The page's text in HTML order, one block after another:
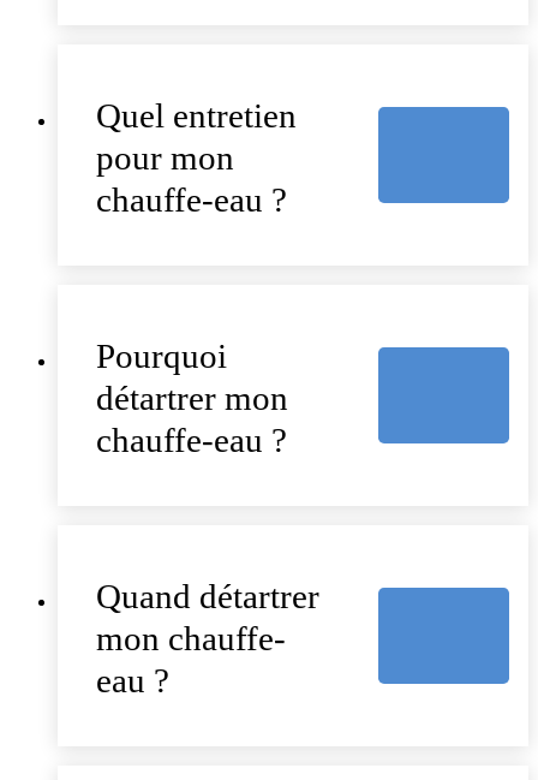
Quel entretien
pour mon
chauffe-eau ?
Pourquoi
détartrer mon
chauffe-eau ?
Quand détartrer
mon chauffe-
eau ?